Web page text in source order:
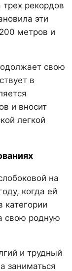
рекордов
эти
метров и
свою
в
и вносит
легкой
на
когда ей
категории
свою родную
и трудный
заниматься